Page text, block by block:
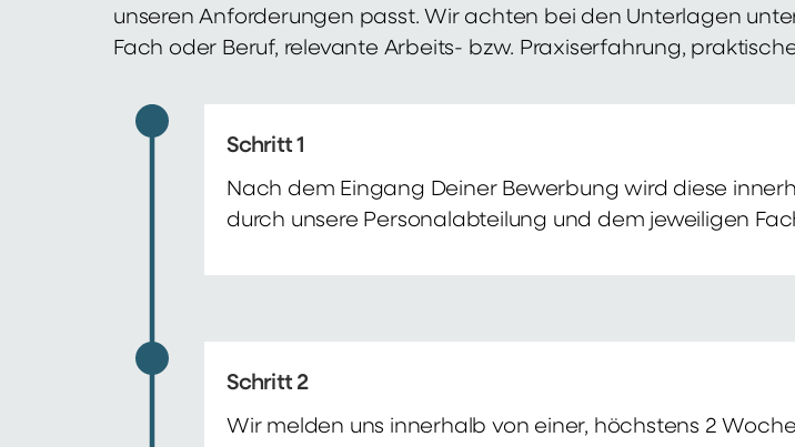
unseren Anforderungen passt. Wir achten bei den Unterlagen
Fach oder Beruf, relevante Arbeits- bzw. Praxiserfahrung,
Schritt 1
Nach dem Eingang Deiner Bewerbung wird diese
durch unsere Personalabteilung und dem jeweiligen
Schritt 2
Wir melden uns innerhalb von einer, höchstens 2